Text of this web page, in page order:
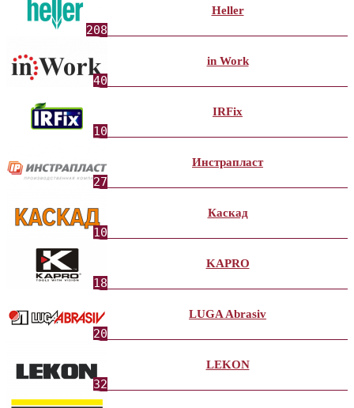
208
Heller
40
in Work
10
IRFix
27
Инстрапласт
10
Каскад
18
KAPRO
20
LUGA Abrasiv
32
LEKON